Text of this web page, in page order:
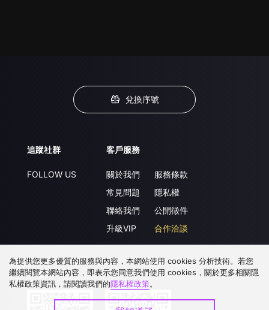
兌換序號
追蹤社群
FOLLOW US
客戶服務
關於我們
常見問題
聯絡我們
升級VIP
服務條款
隱私權
公開徵件
合作洽談
下載 APP
為提供您更多優質的服務與內容，本網站使用 cookies 分析技術。若您
繼續閱覽本網站內容，即表示您同意我們使用 cookies，關於更多相關隱
私權政策資訊，請閱讀我們的隱私權政策。